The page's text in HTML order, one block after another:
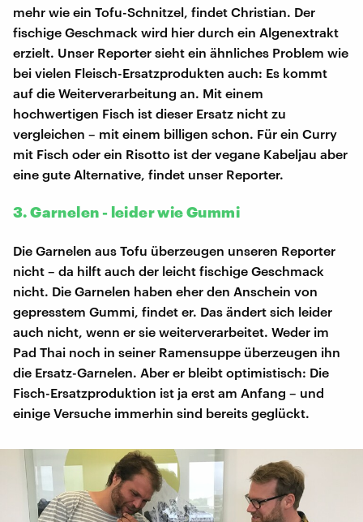
mehr wie ein Tofu-Schnitzel, findet Christian. Der
fischige Geschmack wird hier durch ein Algenextrakt
erzielt. Unser Reporter sieht ein ähnliches Problem wie
bei vielen Fleisch-Ersatzprodukten auch: Es kommt
auf die Weiterverarbeitung an. Mit einem
hochwertigen Fisch ist dieser Ersatz nicht zu
vergleichen – mit einem billigen schon. Für ein Curry
mit Fisch oder ein Risotto ist der vegane Kabeljau aber
eine gute Alternative, findet unser Reporter.
3. Garnelen - leider wie Gummi
Die Garnelen aus Tofu überzeugen unseren Reporter
nicht – da hilft auch der leicht fischige Geschmack
nicht. Die Garnelen haben eher den Anschein von
gepresstem Gummi, findet er. Das ändert sich leider
auch nicht, wenn er sie weiterverarbeitet. Weder im
Pad Thai noch in seiner Ramensuppe überzeugen ihn
die Ersatz-Garnelen. Aber er bleibt optimistisch: Die
Fisch-Ersatzproduktion ist ja erst am Anfang – und
einige Versuche immerhin sind bereits geglückt.